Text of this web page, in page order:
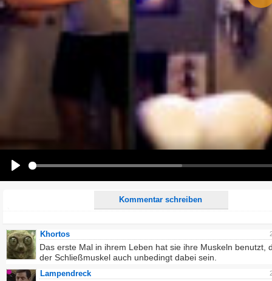
Kommentar schreiben
Alle HTML-Tags außer <br>, <strike> und <i> werden aus Deinem Kommentar entfernt.
URLs werden automatisch umgewandelt. Bitte verwende "www." oder "http://" in URLs
Ich möchte eine E-Mail, wenn auf dieser Seite weitere Kommentare erscheinen.
Khortos
Das erste Mal in ihrem Leben hat sie ihre Muskeln benutzt,
der Schließmuskel auch unbedingt dabei sein.
Lampendreck